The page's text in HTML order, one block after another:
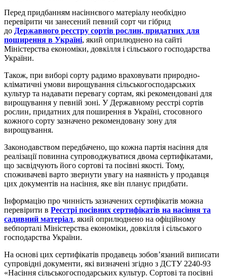
Перед придбанням насіннєвого матеріалу необхідно
перевірити чи занесений певний сорт чи гібрид
до Державного реєстру сортів рослин, придатних для
поширення в Україні, який оприлюднено на сайті
Міністерства економіки, довкілля і сільського господарства
України.
Також, при виборі сорту радимо враховувати природно-
кліматичні умови вирощування сільськогосподарських
культур та надавати перевагу сортам, які рекомендовані для
вирощування у певній зоні. У Державному реєстрі сортів
рослин, придатних для поширення в Україні, стосовного
кожного сорту зазначено рекомендовану зону для
вирощування.
Законодавством передбачено, що кожна партія насіння для
реалізації повинна супроводжуватися двома сертифікатами,
що засвідчують його сортові та посівні якості. Тому,
споживачеві варто звернути увагу на наявність у продавця
цих документів на насіння, яке він планує придбати.
Інформацію про чинність зазначених сертифікатів можна
перевірити в Реєстрі посівних сертифікатів на насіння та
садивний матеріал, який оприлюднено на офіційному
вебпорталі Міністерства економіки, довкілля і сільського
господарства України.
На основі цих сертифікатів продавець зобов’язаний виписати
супровідні документи, які визначені згідно з ДСТУ 2240-93
«Насіння сільськогосподарських культур. Сортові та посівні